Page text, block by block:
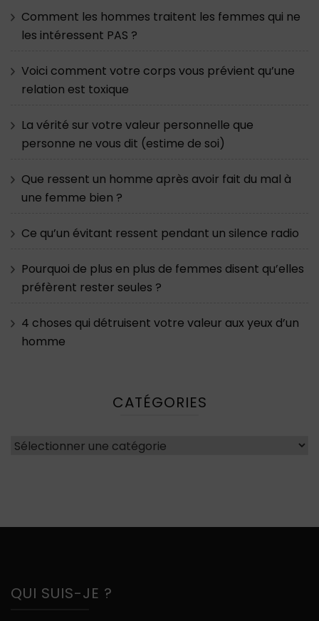
Comment les hommes traitent les femmes qui ne
les intéressent PAS ?
Voici comment votre corps vous prévient qu’une
relation est toxique
La vérité sur votre valeur personnelle que
personne ne vous dit (estime de soi)
Que ressent un homme après avoir fait du mal à
une femme bien ?
Ce qu’un évitant ressent pendant un silence radio
Pourquoi de plus en plus de femmes disent qu’elles
préfèrent rester seules ?
4 choses qui détruisent votre valeur aux yeux d’un
homme
CATÉGORIES
Catégories
QUI SUIS-JE ?